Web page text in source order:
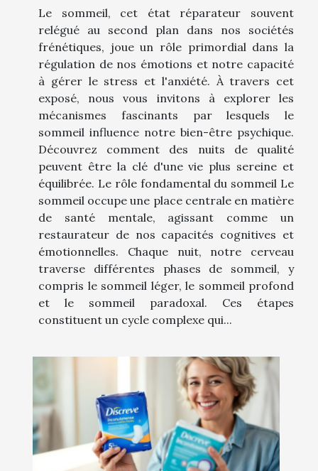
Le sommeil, cet état réparateur souvent
relégué au second plan dans nos sociétés
frénétiques, joue un rôle primordial dans la
régulation de nos émotions et notre capacité
à gérer le stress et l'anxiété. À travers cet
exposé, nous vous invitons à explorer les
mécanismes fascinants par lesquels le
sommeil influence notre bien-être psychique.
Découvrez comment des nuits de qualité
peuvent être la clé d'une vie plus sereine et
équilibrée. Le rôle fondamental du sommeil Le
sommeil occupe une place centrale en matière
de santé mentale, agissant comme un
restaurateur de nos capacités cognitives et
émotionnelles. Chaque nuit, notre cerveau
traverse différentes phases de sommeil, y
compris le sommeil léger, le sommeil profond
et le sommeil paradoxal. Ces étapes
constituent un cycle complexe qui...